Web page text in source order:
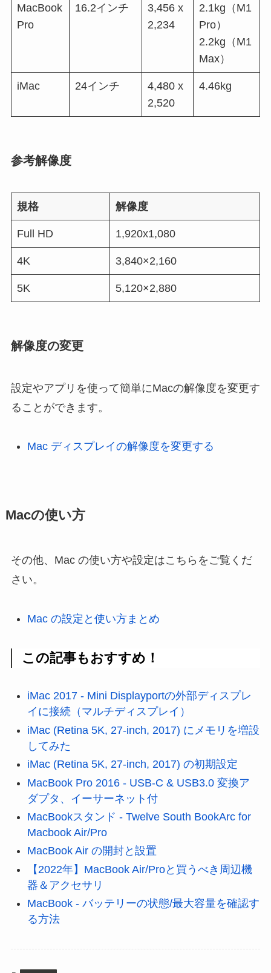
MacBook
Pro
16.2インチ
3,456 x
2,234
2.1kg（M1
Pro）
2.2kg（M1
Max）
iMac 24インチ
4,480 x
2,520
4.46kg
参考解像度
規格 解像度
Full HD 1,920x1,080
4K 3,840×2,160
5K 5,120×2,880
解像度の変更
設定やアプリを使って簡単にMacの解像度を変更す
ることができます。
Mac ディスプレイの解像度を変更する
Macの使い方
その他、Mac の使い方や設定はこちらをご覧くだ
さい。
Mac の設定と使い方まとめ
この記事もおすすめ！
iMac 2017 - Mini Displayportの外部ディスプレ
イに接続（マルチディスプレイ）
iMac (Retina 5K, 27-inch, 2017) にメモリを増設
してみた
iMac (Retina 5K, 27-inch, 2017) の初期設定
MacBook Pro 2016 - USB-C & USB3.0 変換ア
ダプタ、イーサーネット付
MacBookスタンド - Twelve South BookArc for
Macbook Air/Pro
MacBook Air の開封と設置
【2022年】MacBook Air/Proと買うべき周辺機
器＆アクセサリ
MacBook - バッテリーの状態/最大容量を確認す
る方法